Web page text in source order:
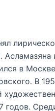
Асламазяна
в
В
годов.